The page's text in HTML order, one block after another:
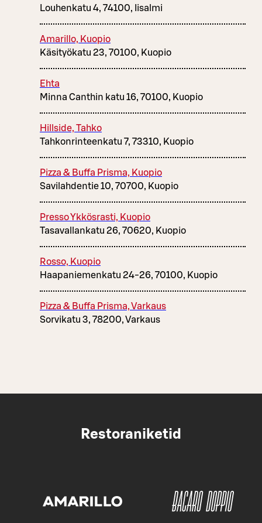
Louhenkatu 4, 74100, Iisalmi
Amarillo, Kuopio
Käsityökatu 23, 70100, Kuopio
Ehta
Minna Canthin katu 16, 70100, Kuopio
Hillside, Tahko
Tahkonrinteenkatu 7, 73310, Kuopio
Pizza & Buffa Prisma, Kuopio
Savilahdentie 10, 70700, Kuopio
Presso Ykkösrasti, Kuopio
Tasavallankatu 26, 70620, Kuopio
Rosso, Kuopio
Haapaniemenkatu 24-26, 70100, Kuopio
Pizza & Buffa Prisma, Varkaus
Sorvikatu 3, 78200, Varkaus
Restoraniketid